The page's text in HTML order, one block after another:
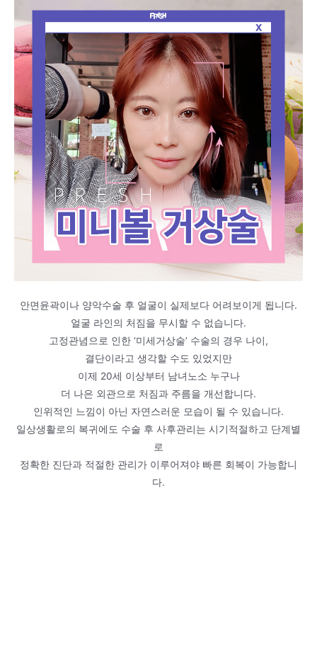
안면윤곽이나 양악수술 후 얼굴이 실제보다 어려보이게 됩니다.
얼굴 라인의 처짐을 무시할 수 없습니다.
고정관념으로 인한 ‘미세거상술’ 수술의 경우 나이,
결단이라고 생각할 수도 있었지만
이제 20세 이상부터 남녀노소 누구나
더 나은 외관으로 처짐과 주름을 개선합니다.
인위적인 느낌이 아닌 자연스러운 모습이 될 수 있습니다.
일상생활로의 복귀에도 수술 후 사후관리는 시기적절하고 단계별
로
정확한 진단과 적절한 관리가 이루어져야 빠른 회복이 가능합니
다.